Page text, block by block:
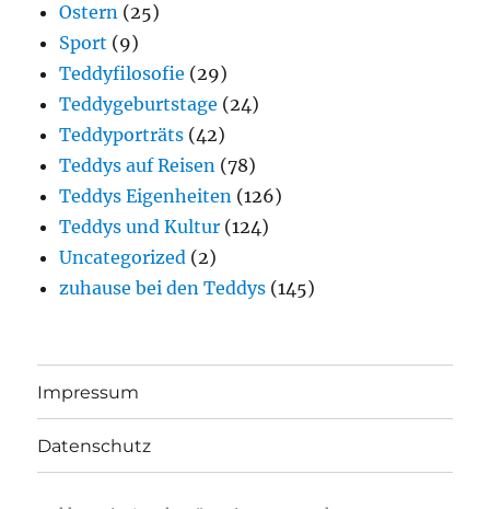
Ostern (25)
Sport (9)
Teddyfilosofie (29)
Teddygeburtstage (24)
Teddyporträts (42)
Teddys auf Reisen (78)
Teddys Eigenheiten (126)
Teddys und Kultur (124)
Uncategorized (2)
zuhause bei den Teddys (145)
Impressum
Datenschutz